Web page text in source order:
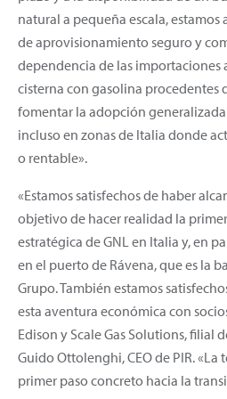
natural a pequeña escala,
de aprovisionamiento seguro y
dependencia de las importaciones
cisterna con gasolina procedentes
fomentar la adopción
incluso en zonas de Italia donde
o rentable».
«Estamos satisfechos de haber
objetivo de hacer realidad la
estratégica de GNL en Italia y, en
en el puerto de Rávena, que es la
Grupo. También estamos
esta aventura económica con
Edison y Scale Gas Solutions, filial
Guido Ottolenghi, CEO de PIR. «La
primer paso concreto hacia la